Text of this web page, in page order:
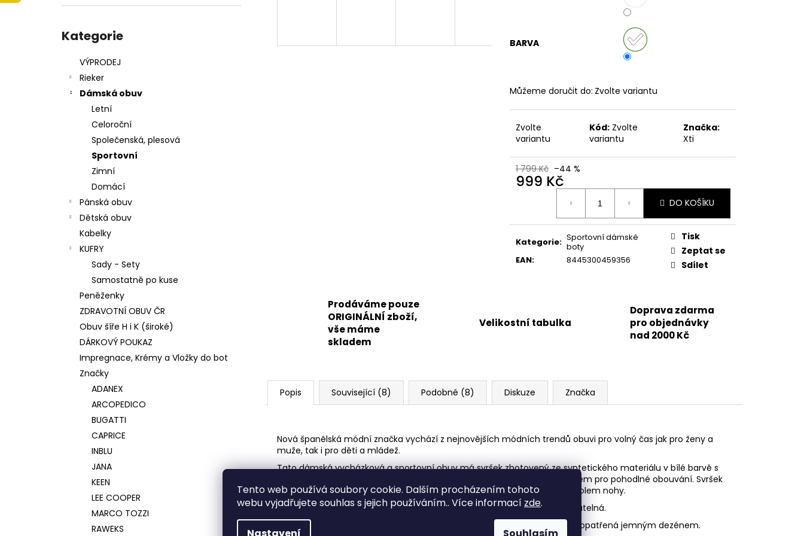
Tento web používá soubory cookie. Dalším procházením tohoto
webu vyjadřujete souhlas s jejich používáním.. Více informací zde.
kategorie
Kategorie
VÝPRODEJ
Rieker
Dámská obuv
Letní
Celoroční
Společenská, plesová
Sportovní
Zimní
Domácí
Pánská obuv
Dětská obuv
Kabelky
KUFRY
Sady - Sety
Samostatně po kuse
Peněženky
ZDRAVOTNÍ OBUV ČR
Obuv šíře H i K (široké)
DÁRKOVÝ POUKAZ
Impregnace, Krémy a Vložky do bot
Značky
ADANEX
ARCOPEDICO
BUGATTI
CAPRICE
INBLU
JANA
KEEN
LEE COOPER
MARCO TOZZI
RAWEKS
BARVA
Můžeme doručit do: Zvolte variantu
Zvolte
variantu
Kód: Zvolte
variantu
Značka:
Xti
1 799 Kč –44 %
999 Kč
DO KOŠÍKU
Kategorie: Sportovní dámské
boty
EAN: 8445300459356
Tisk
Zeptat se
Sdílet
Prodáváme pouze
ORIGINÁLNÍ zboží,
vše máme
skladem
Velikostní tabulka
Doprava zdarma
pro objednávky
nad 2000 Kč
Popis Související (8) Podobné (8) Diskuze Značka
Nová španělská módní značka vychází z nejnovějších módních trendů obuvi pro volný čas jak pro ženy a
muže, tak i pro děti a mládež.
Tato dámská vycházková a sportovní obuv má svršek zhotovený ze syntetického materiálu v bílé barvě s
jemnou perforací bočního dílu a na vnější straně opatřený funkčním zipem pro pohodlné obouvání. Svršek
je uzavírán textilním šněrovadlem. Podšívka je textilní s lehkou bandáží kolem nohy.
Vnitřní stélka je textilní, podlepená pružným latexem výliskem a je vyjímatelná.
Obuv má monolitní podešev v bílé barvě ze syntetického materiálu a je opatřená jemným dezénem.
699 Kč